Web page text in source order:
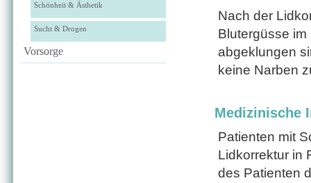
Schönheit & Ästhetik
Sucht & Drogen
Vorsorge
Nach der
Blutergüsse
abgeklungen
keine Narben
Medizinische
Patienten mit
Lidkorrektur in
des Patienten